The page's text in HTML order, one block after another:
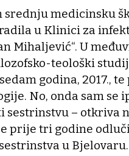
srednju medicinsku
u Klinici za
Mihaljević“. U
teološki
godina, 2017., te
No, onda sam se
sestrinstvu – otkriva
prije tri godine
u Bjelovaru.